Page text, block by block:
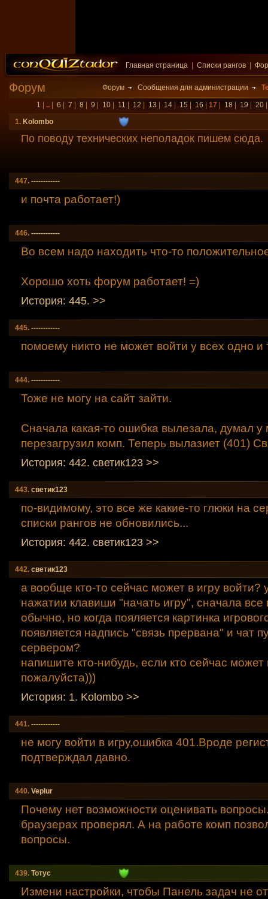
Главная страница Списки рангов
Форум Форум Сообщения для администрации
1 |.. |6 |7 |8 |9 10 11 12 13 14 15 |16 |17 18 19 |20
1. Kolombo
По поводу технических неполадок пишем сюда.
447. ------------
и почта работает!)
446. ------------
Во всем надо находить что-то
Хорошо хоть форум работает! =)
История: 445. >>
445. ------------
помоему никто не может войти у всех одно и
444. ------------
Тоже не могу на сайт зайти.
Сначала какая-то ошибка вылезала, думал у
перезагрузил комп. Теперь вылазиет (401)
История: 442. светик123 >>
443. светик123
по-видимому, это все же какие-то глюки на
списки рангов не обновились...
История: 442. светик123 >>
442. светик123
а вообще кто-то сейчас может в игру войти?
нажатии клавиши "начать игру", сначала все
обычно, но когда пояляется картинка
появляется надпись "связь прервана" и чат
сервером?
напишите кто-нибудь, если кто сейчас может
пожалуйста)))
История: 1. Kolombo >>
441. ------------
не могу войти в игру,ошибка 401.Вроде
подтверждал давно.
440. Veplur
Почему нет возможности оценивать
браузерах проверял. А на работе комп
вопросы.
439. Тотус
Измени настройки, чтобы Панель задач не